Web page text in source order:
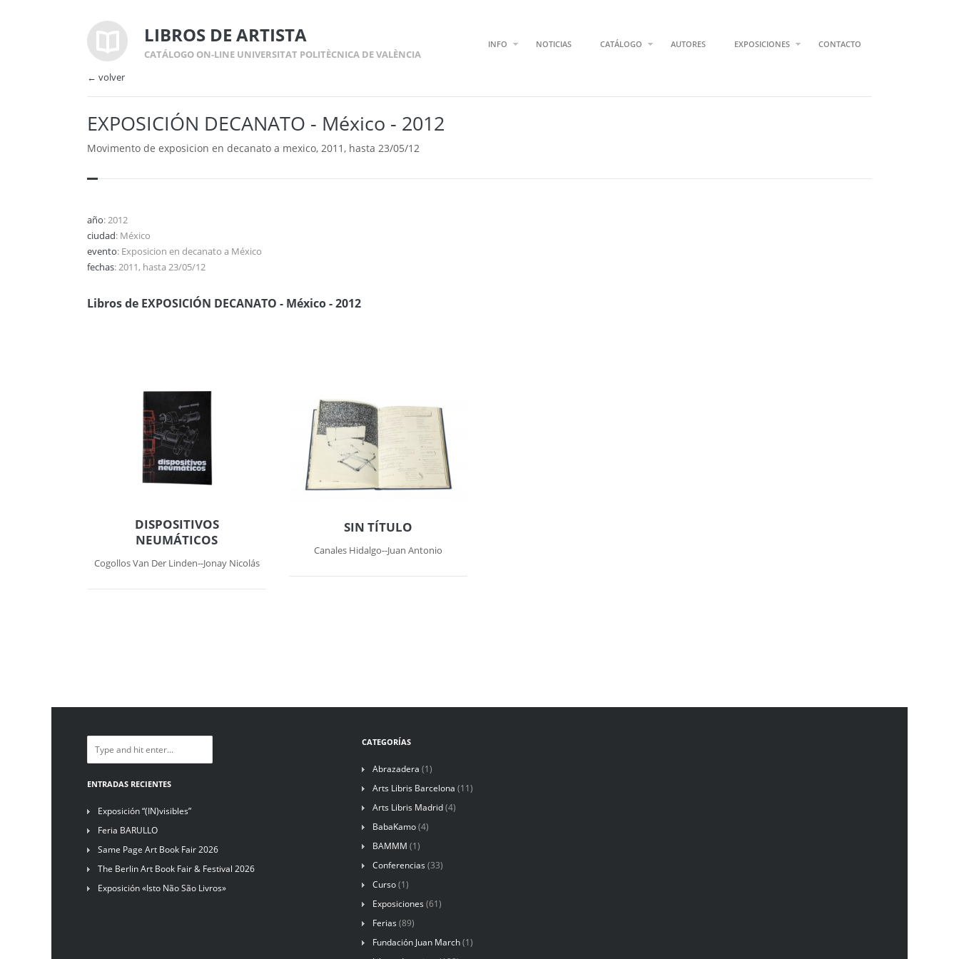
LIBROS DE ARTISTA
CATÁLOGO ON-LINE UNIVERSITAT POLITÈCNICA DE VALÈNCIA
INFO NOTICIAS CATÁLOGO AUTORES EXPOSICIONES CONTACTO
← volver
EXPOSICIÓN DECANATO - México - 2012
Movimento de exposicion en decanato a mexico, 2011, hasta 23/05/12
año: 2012
ciudad: México
evento: Exposicion en decanato a México
fechas: 2011, hasta 23/05/12
Libros de EXPOSICIÓN DECANATO - México - 2012
DISPOSITIVOS
NEUMÁTICOS
Cogollos Van Der Linden--Jonay Nicolás
SIN TÍTULO
Canales Hidalgo--Juan Antonio
ENTRADAS RECIENTES
Exposición “(IN)visibles”
Feria BARULLO
Same Page Art Book Fair 2026
The Berlin Art Book Fair & Festival 2026
Exposición «Isto Não São Livros»
CATEGORÍAS
Abrazadera (1)
Arts Libris Barcelona (11)
Arts Libris Madrid(4)
BabaKamo(4)
BAMMM (1)
Conferencias (33)
Curso(1)
Exposiciones (61)
Ferias (89)
Fundación Juan March(1)